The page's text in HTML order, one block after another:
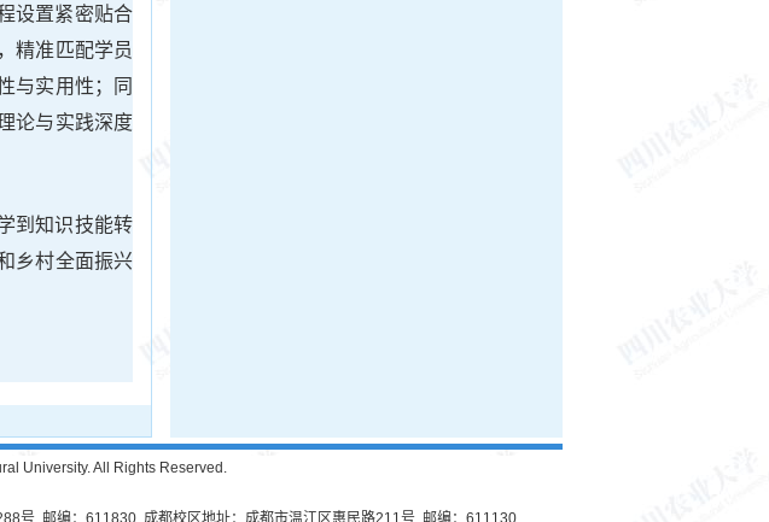
设置紧密贴合
精准匹配学员
与实用性；同
论与实践深度
到知识技能转
乡村全面振兴
University. All Rights Reserved.
号 邮编：611830 成都校区地址：成都市温江区惠民路211号 邮编：611130